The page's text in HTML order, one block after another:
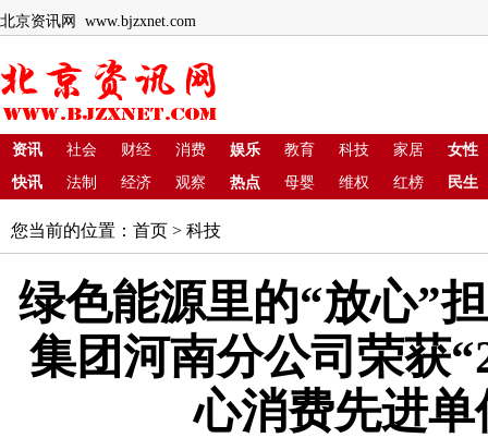
北京资讯网 www.bjzxnet.com
资讯 社会 财经 消费 娱乐 教育 科技 家居
女性
快讯
法制 经济 观察 热点 母婴 维权 红榜 民生
您当前的位置： 首页 > 科技
绿色能源里的“放心”
集团河南分公司荣获
心消费先进单